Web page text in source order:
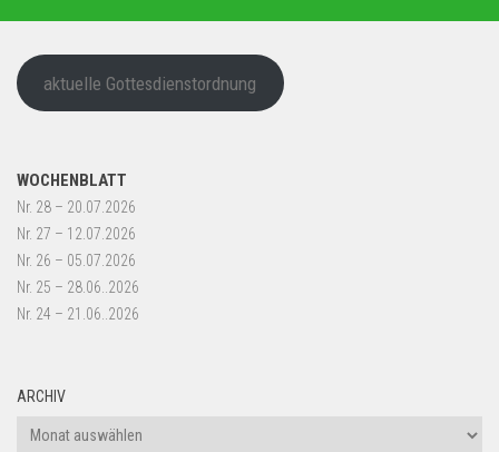
aktuelle Gottesdienstordnung
WOCHENBLATT
Nr. 28 – 20.07.2026
Nr. 27 – 12.07.2026
Nr. 26 – 05.07.2026
Nr. 25 – 28.06..2026
Nr. 24 – 21.06..2026
ARCHIV
Archiv